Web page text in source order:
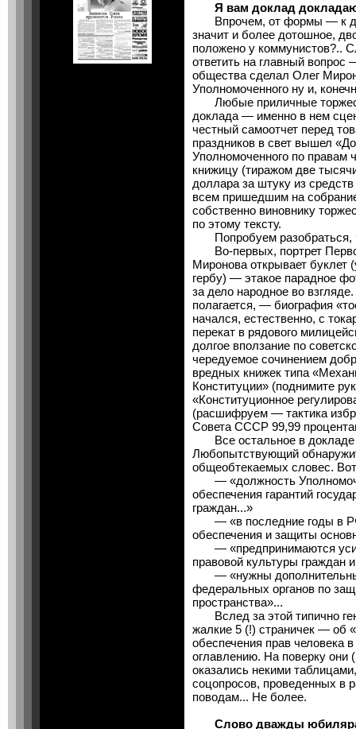
Я вам доклад
Впрочем, от формы — к
значит и более дотошное,
положено у коммунистов?..
ответить на главный вопрос
общества сделал Олег
Уполномоченного ну и,
Любые приличные
доклада — именно в нем
честный самоотчет перед
праздников в свет вышел
Уполномоченного по правам
книжицу (тиражом две
доллара за штуку из
всем пришедшим на
собственно виновнику
по этому тексту.
Попробуем разобраться,
Во-первых, портрет
Миронова открывает буклет
гербу) — этакое парадное
за дело народное во
полагается, — биография
начался, естественно, с
перекат в рядового
долгое вползание по
чередуемое сочинением
вредных книжек типа
Конституции» (поднимите
«Конституционное
(расшифруем — тактика
Совета СССР 99,99
Все остальное в докладе
Любопытствующий
общеобтекаемых словес.
— «должность
обеспечения гарантий
граждан...»
— «в последние годы в РФ
обеспечения и защиты
— «предпринимаются
правовой культуры граждан
— «нужны
федеральных органов по
пространства»...
Вслед за этой типично
жалкие 5 (!) страничек — об
обеспечения прав человека
оглавлению. На поверку они
оказались некими
соцопросов, проведенных в
поводам... Не более.
Слово дважды